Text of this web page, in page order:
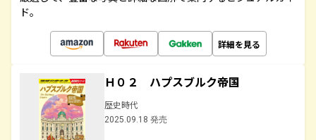
ド。
詳細を見る
Ｈ０２ ハプスブルク帝国
歴史時代
2025.09.18 発売